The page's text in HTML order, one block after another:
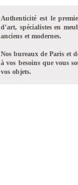
Authenticité est le
d'art, spécialistes en
anciens et modernes.
Nos bureaux de Paris et
à vos besoins que vous
vos objets.